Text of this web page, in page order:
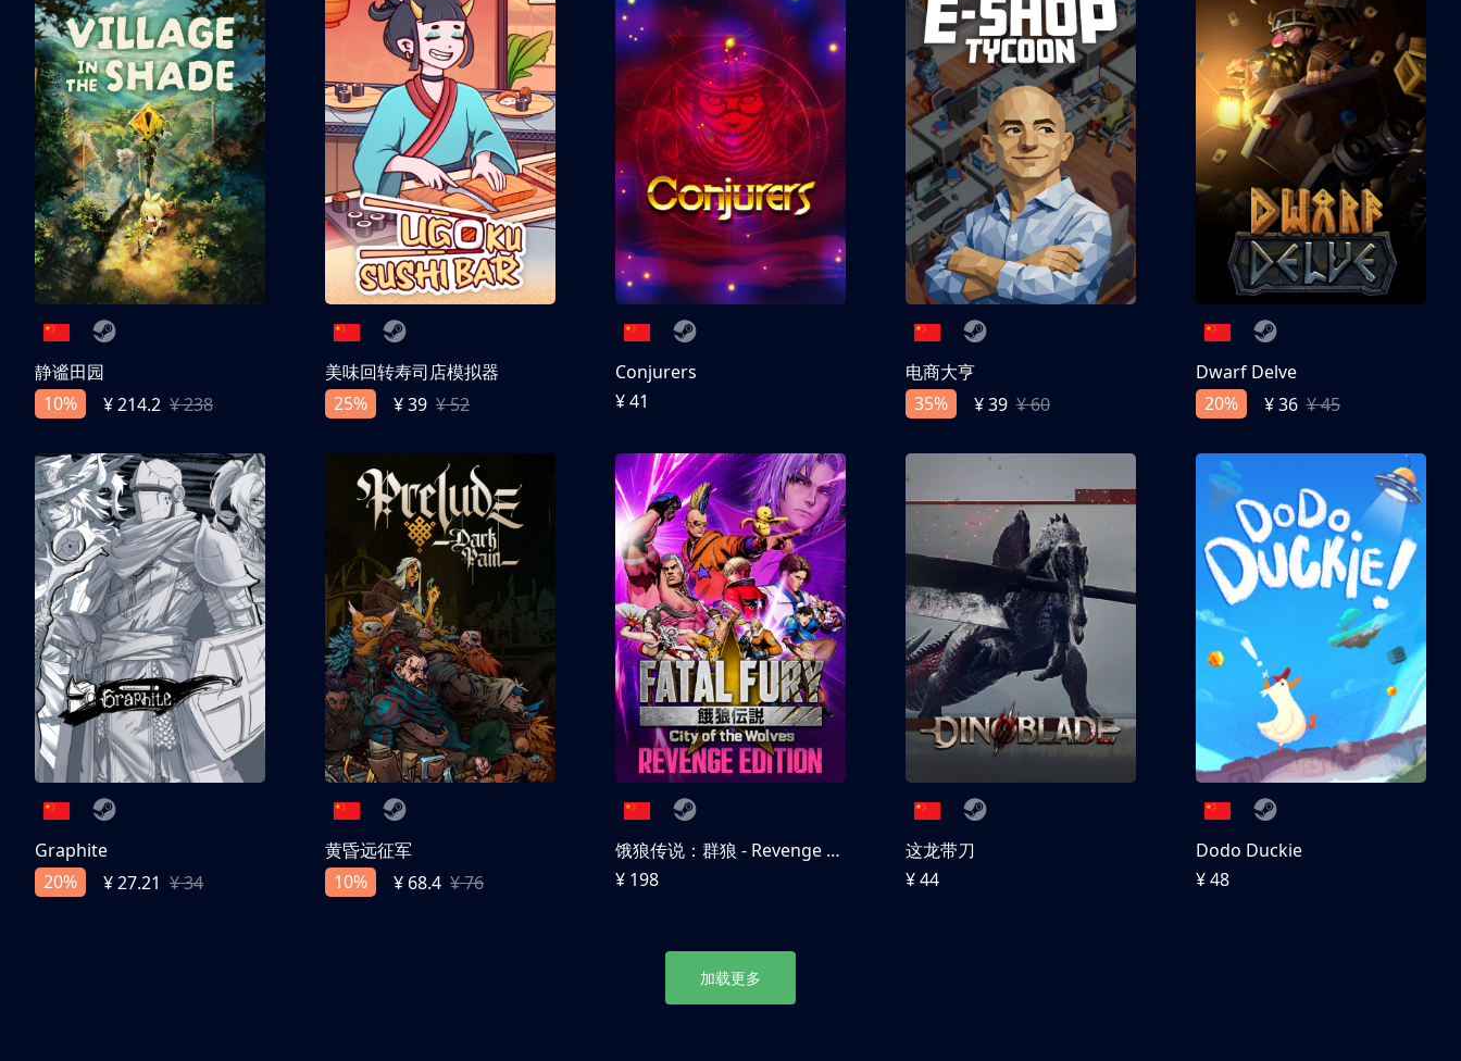
静谧田园
10%
¥ 214.2 ¥ 238
美味回转寿司店模拟器
25%
¥ 39 ¥ 52
Conjurers
¥ 41
电商大亨
35%
¥ 39 ¥ 60
Dwarf Delve
20%
¥ 36 ¥ 45
Graphite
20%
¥ 27.21 ¥ 34
黄昏远征军
10%
¥ 68.4 ¥ 76
饿狼传说：群狼 - Revenge Edition
¥ 198
这龙带刀
¥ 44
Dodo Duckie
¥ 48
加载更多